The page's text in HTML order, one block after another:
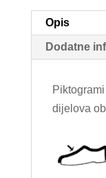
Opis
Dodatne
dijelova